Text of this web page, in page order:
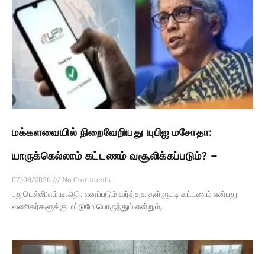
மக்களவையில் நிறைவேறியது யுபிஐ மசோதா:
யாருக்கெல்லாம் கட்டணம் வசூலிக்கப்படும்? –
07/08/2026
No Comments
புதுடெல்லி:எம்.டி.ஆர். எனப்படும் வர்த்தக தள்ளுபடி கட்டணம் என்பது
வணிகர்களுக்கு மட்டுமே பொருந்தும் என்றும்,